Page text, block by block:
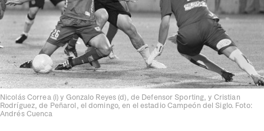
Nicolás Correa (i) y Gonzalo Reyes (d), de Defensor Sporting, y Cristian
Rodríguez, de Peñarol, el domingo, en el estadio Campeón del Siglo. Foto:
Andrés Cuenca